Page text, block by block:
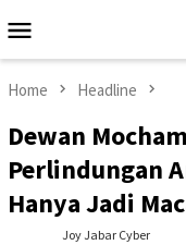
to
contentMenu
Home Headline
Dewan
Perlindungan
Hanya Jadi
Joy Jabar Cyber